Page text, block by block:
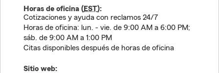
Horas de oficina (EST):
Cotizaciones y ayuda con reclamos 24/7
Horas de oficina: lun. - vie. de 9:00 AM a 6:00 PM;
sáb. de 9:00 AM a 1:00 PM
Citas disponibles después de horas de oficina
Sitio web: